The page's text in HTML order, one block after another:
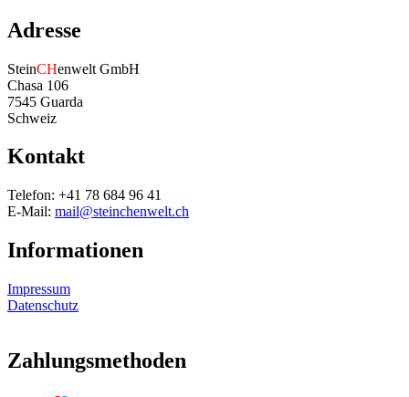
Adresse
SteinCHenwelt GmbH
Chasa 106
7545 Guarda
Schweiz
Kontakt
Telefon: +41 78 684 96 41
E-Mail: mail@steinchenwelt.ch
Informationen
Impressum
Datenschutz
Zahlungsmethoden